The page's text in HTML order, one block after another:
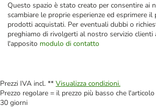
Questo spazio è stato creato per consentire ai
scambiare le proprie esperienze ed esprimere
prodotti acquistati. Per eventuali dubbi o
preghiamo di rivolgerti al nostro servizio clienti
l'apposito modulo di contatto
Prezzi IVA incl. ** Visualizza condizioni.
Prezzo regolare = il prezzo più basso che
30 giorni